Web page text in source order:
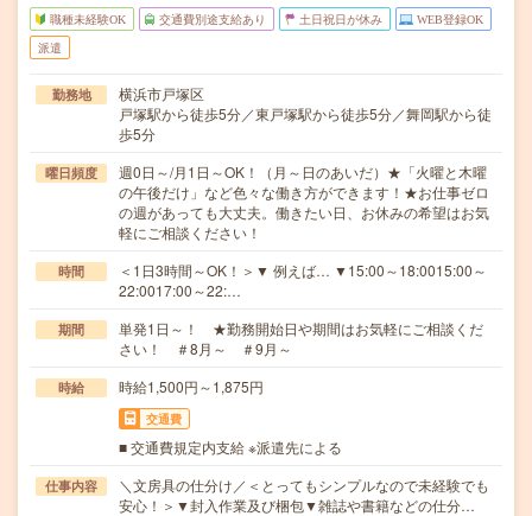
職種未経験OK 交通費別途支給あり 土日祝日が休み WEB登録OK
派遣
勤務地
横浜市戸塚区
戸塚駅から徒歩5分／東戸塚駅から徒歩5分／舞岡駅から徒
歩5分
曜日頻度
週0日～/月1日～OK！（月～日のあいだ）★「火曜と木曜
の午後だけ」など色々な働き方ができます！★お仕事ゼロ
の週があっても大丈夫。働きたい日、お休みの希望はお気
軽にご相談ください！
時間
＜1日3時間～OK！＞▼ 例えば… ▼15:00～18:0015:00～
22:0017:00～22:…
期間
単発1日～！ ★勤務開始日や期間はお気軽にご相談くだ
さい！ ＃8月～ ＃9月～
時給 時給1,500円～1,875円
交通費
■ 交通費規定内支給 ※派遣先による
仕事内容
＼文房具の仕分け／＜とってもシンプルなので未経験でも
安心！＞▼封入作業及び梱包▼雑誌や書籍などの仕分…